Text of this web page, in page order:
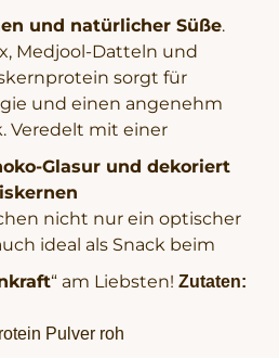
und natürlicher Süße.
Medjool-Datteln und
sorgt für
und einen angenehm
Veredelt mit einer
Glasur und dekoriert
nicht nur ein optischer
ideal als Snack beim
“ am Liebsten! Zutaten:
Pulver roh